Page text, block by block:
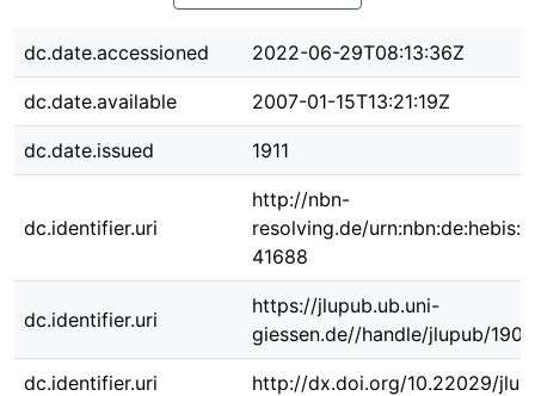
dc.date.accessioned 2022-06-29T08:13:36Z
dc.date.available 2007-01-15T13:21:19Z
dc.date.issued 1911
dc.identifier.uri
http://nbn-
resolving.de/
41688
dc.identifier.uri
https://jlupub.ub.uni-
giessen.de//handle/jlupub/1905
dc.identifier.uri http://dx.doi.org/10.22029/